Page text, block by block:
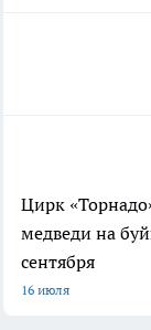
Цирк
медведи на
сентября
16 июля